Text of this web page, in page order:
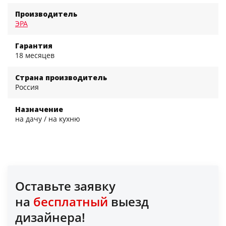
Производитель
ЭРА
Гарантия
18 месяцев
Страна производитель
Россия
Назначение
на дачу / на кухню
Оставьте заявку
на бесплатный выезд
дизайнера!